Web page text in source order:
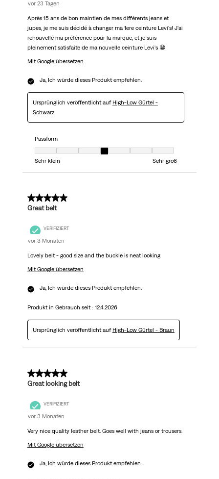
vor 23 Tagen
Après 15 ans de bon maintien de mes différents jeans et
jupes, je me suis décidé à changer ma 1ere ceinture Levi's! J'ai
renouvellé ma préférence pour la marque, et je suis
pleinement satisfaite de ma nouvelle ceinture Levi's 😁
Mit Google übersetzen
Ja, Ich würde dieses Produkt empfehlen.
Ursprünglich veröffentlicht auf High-Low Gürtel -
Schwarz
Passform
Passform, 4 von 7, wobei 1 gleich Sehr klein ist und 7 gleich Sehr groß
Sehr klein
Sehr groß
5 von 5 Sternen.
Great belt
VERIFIZIERT
vor 3 Monaten
Lovely belt - good size and the buckle is neat looking
Mit Google übersetzen
Ja, Ich würde dieses Produkt empfehlen.
Produkt in Gebrauch seit : 12.4.2026
Ursprünglich veröffentlicht auf High-Low Gürtel - Braun
5 von 5 Sternen.
Great looking belt
VERIFIZIERT
vor 3 Monaten
Very nice quality leather belt. Goes well with jeans or trousers.
Mit Google übersetzen
Ja, Ich würde dieses Produkt empfehlen.